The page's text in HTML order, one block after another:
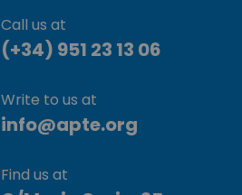
Call us at
(+34) 951 23 13 06
Write to us at
info@apte.org
Find us at